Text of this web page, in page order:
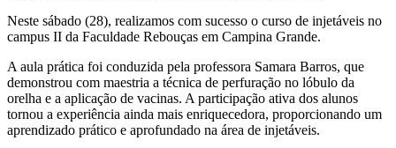
Neste sábado (28), realizamos com sucesso o curso de injetáveis no
campus II da Faculdade Rebouças em Campina Grande.
A aula prática foi conduzida pela professora Samara Barros, que
demonstrou com maestria a técnica de perfuração no lóbulo da
orelha e a aplicação de vacinas. A participação ativa dos alunos
tornou a experiência ainda mais enriquecedora, proporcionando um
aprendizado prático e aprofundado na área de injetáveis.